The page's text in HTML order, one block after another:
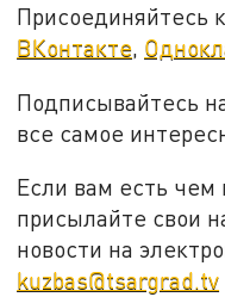
Присоединяйтесь
ВКонтакте,
Подписывайтесь
все самое
Если вам есть чем
присылайте свои
новости на
kuzbas@tsargrad.tv